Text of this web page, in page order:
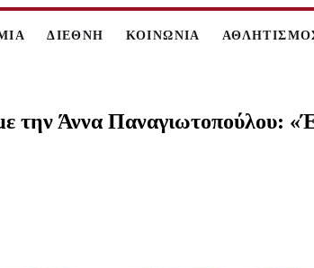
ΔΙΕΘΝΗ ΚΟΙΝΩΝΙΑ
την Άννα Παναγιωτοπούλου: